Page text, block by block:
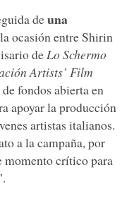
deuna
ocasión entre Shirin
deLo Schermo
Artists’ Film
fondos abierta en
apoyar la producción
artistas italianos.
a la campaña, por
momento crítico para